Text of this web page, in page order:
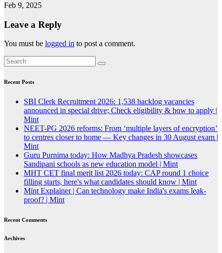
Feb 9, 2025
Leave a Reply
You must be logged in to post a comment.
Recent Posts
SBI Clerk Recruitment 2026: 1,538 backlog vacancies
announced in special drive; Check eligibility & how to apply |
Mint
NEET-PG 2026 reforms: From ‘multiple layers of encryption’
to centres closer to home — Key changes in 30 August exam |
Mint
Guru Purnima today: How Madhya Pradesh showcases
Sandipani schools as new education model | Mint
MHT CET final merit list 2026 today: CAP round 1 choice
filling starts, here's what candidates should know | Mint
Mint Explainer | Can technology make India's exams leak-
proof? | Mint
Recent Comments
Archives